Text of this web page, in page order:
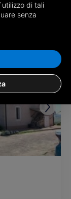
di tali
senza